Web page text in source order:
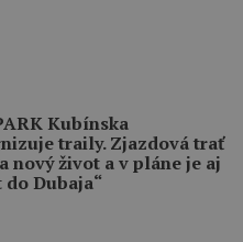
Kubínska
traily. Zjazdová trať
nový život a v pláne je aj
do Dubaja“